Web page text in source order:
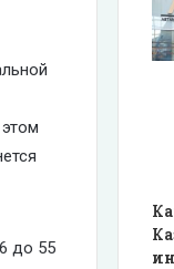
до 55